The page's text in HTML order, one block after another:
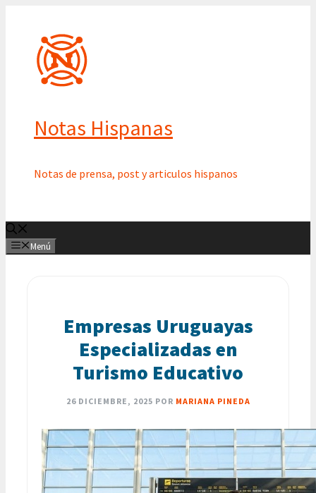
contenido
Notas Hispanas
Notas de prensa, post y articulos hispanos
Menú
Empresas Uruguayas
Especializadas en
Turismo Educativo
26 DICIEMBRE, 2025 POR MARIANA PINEDA